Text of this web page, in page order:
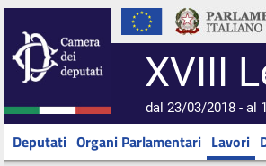
XVIII
dal 23/03/2018 - al
Deputati Organi Parlamentari Lavori